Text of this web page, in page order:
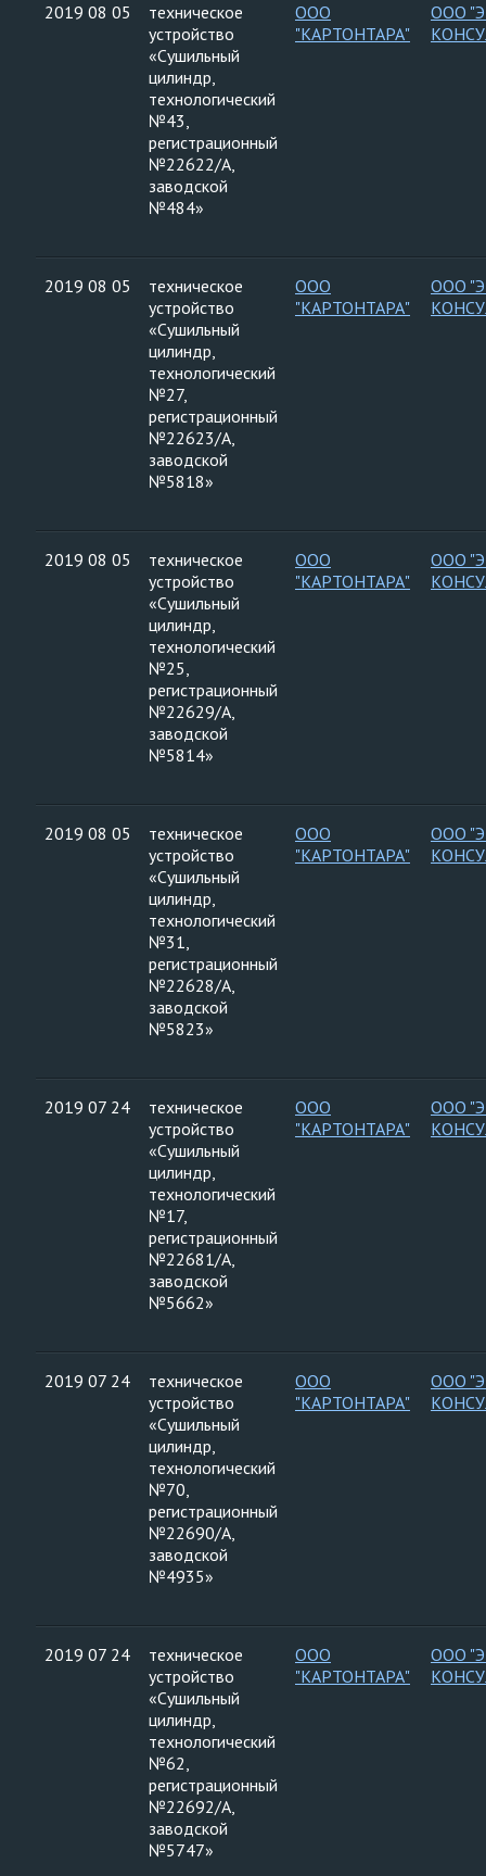
2019 08 05
техническое
устройство
«Сушильный
цилиндр,
технологический
№43,
регистрационный
№22622/А,
заводской
№484»
ООО
"КАРТОНТАРА"
ООО
2019 08 05
техническое
устройство
«Сушильный
цилиндр,
технологический
№27,
регистрационный
№22623/А,
заводской
№5818»
ООО
"КАРТОНТАРА"
ООО
2019 08 05
техническое
устройство
«Сушильный
цилиндр,
технологический
№25,
регистрационный
№22629/А,
заводской
№5814»
ООО
"КАРТОНТАРА"
ООО
2019 08 05
техническое
устройство
«Сушильный
цилиндр,
технологический
№31,
регистрационный
№22628/А,
заводской
№5823»
ООО
"КАРТОНТАРА"
ООО
2019 07 24
техническое
устройство
«Сушильный
цилиндр,
технологический
№17,
регистрационный
№22681/А,
заводской
№5662»
ООО
"КАРТОНТАРА"
ООО
2019 07 24
техническое
устройство
«Сушильный
цилиндр,
технологический
№70,
регистрационный
№22690/А,
заводской
№4935»
ООО
"КАРТОНТАРА"
ООО
2019 07 24
техническое
устройство
«Сушильный
цилиндр,
технологический
№62,
регистрационный
№22692/А,
заводской
№5747»
ООО
"КАРТОНТАРА"
ООО